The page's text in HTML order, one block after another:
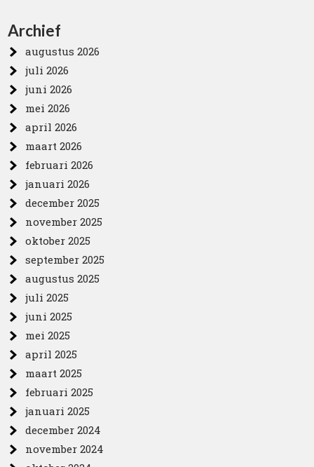
Archief
augustus 2026
juli 2026
juni 2026
mei 2026
april 2026
maart 2026
februari 2026
januari 2026
december 2025
november 2025
oktober 2025
september 2025
augustus 2025
juli 2025
juni 2025
mei 2025
april 2025
maart 2025
februari 2025
januari 2025
december 2024
november 2024